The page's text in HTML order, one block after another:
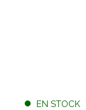
EN STOCK